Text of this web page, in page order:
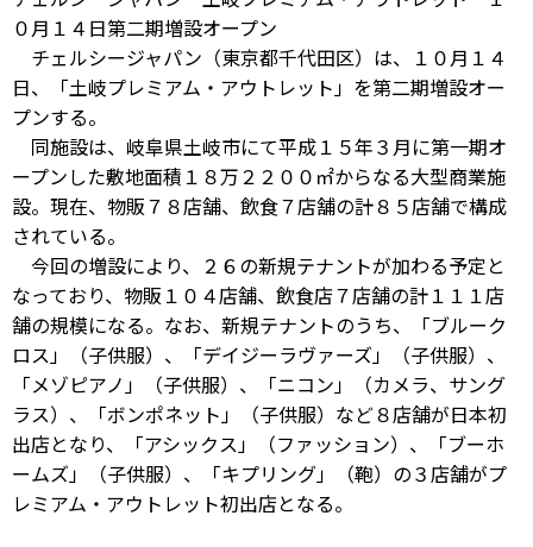
０月１４日第二期増設オープン
チェルシージャパン（東京都千代田区）は、１０月１４
日、「土岐プレミアム・アウトレット」を第二期増設オー
プンする。
同施設は、岐阜県土岐市にて平成１５年３月に第一期オ
ープンした敷地面積１８万２２００㎡からなる大型商業施
設。現在、物販７８店舗、飲食７店舗の計８５店舗で構成
されている。
今回の増設により、２６の新規テナントが加わる予定と
なっており、物販１０４店舗、飲食店７店舗の計１１１店
舗の規模になる。なお、新規テナントのうち、「ブルーク
ロス」（子供服）、「デイジーラヴァーズ」（子供服）、
「メゾピアノ」（子供服）、「ニコン」（カメラ、サング
ラス）、「ボンポネット」（子供服）など８店舗が日本初
出店となり、「アシックス」（ファッション）、「ブーホ
ームズ」（子供服）、「キプリング」（鞄）の３店舗がプ
レミアム・アウトレット初出店となる。